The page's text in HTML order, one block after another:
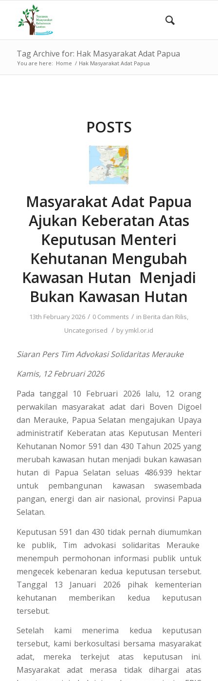
Tag Archive for: Hak Masyarakat Adat Papua
You are here: Home / Hak Masyarakat Adat Papua
POSTS
Masyarakat Adat Papua
Ajukan Keberatan Atas
Keputusan Menteri
Kehutanan Mengubah
Kawasan Hutan Menjadi
Bukan Kawasan Hutan
13th February 2026 / 0 Comments / in Berita dan Rilis,
Uncategorised / byymkl.or.id
Siaran Pers Tim Advokasi Solidaritas Merauke
Kamis, 12 Februari 2026
Pada tanggal 10 Februari 2026 lalu, 12 orang
perwakilan masyarakat adat dari Boven Digoel
dan Merauke, Papua Selatan mengajukan Upaya
administratif Keberatan atas Keputusan Menteri
Kehutanan Nomor 591 dan 430 Tahun 2025 yang
merubah kawasan hutan menjadi bukan kawasan
hutan di Papua Selatan seluas 486.939 hektar
untuk pembangunan kawasan swasembada
pangan, energi dan air nasional, provinsi Papua
Selatan.
Keputusan 591 dan 430 tidak pernah diumumkan
ke publik, Tim advokasi solidaritas Merauke
menempuh permohonan informasi publik untuk
mengecek kebenaran kedua keputusan tersebut.
Tanggal 13 Januari 2026 pihak kementerian
kehutanan memberikan kedua keputusan
tersebut.
Setelah kami menerima kedua keputusan
tersebut, kami berkosultasi bersama masyarakat
adat, mereka terkejut atas keputusan ini.
Masyarakat adat merasa tidak dihargai atas